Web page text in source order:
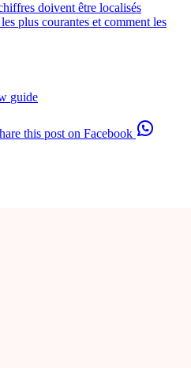
doivent être localisés
plus courantes et comment les
guide
this post on Facebook